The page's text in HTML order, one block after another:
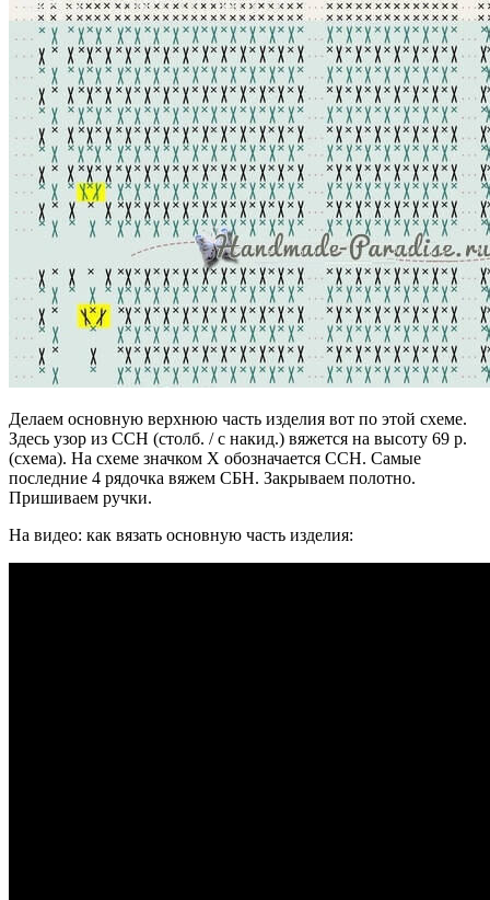
Делаем основную верхнюю часть изделия вот по этой схеме.
Здесь узор из ССН (столб. / с накид.) вяжется на высоту 69 р.
(схема). На схеме значком X обозначается ССН. Самые
последние 4 рядочка вяжем СБН. Закрываем полотно.
Пришиваем ручки.
На видео: как вязать основную часть изделия: